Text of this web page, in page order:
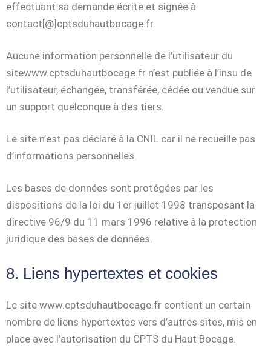
effectuant sa demande écrite et signée à
contact[@]cptsduhautbocage.fr
Aucune information personnelle de l’utilisateur du
sitewww.cptsduhautbocage.fr n’est publiée à l’insu de
l’utilisateur, échangée, transférée, cédée ou vendue sur
un support quelconque à des tiers.
Le site n’est pas déclaré à la CNIL car il ne recueille pas
d’informations personnelles.
Les bases de données sont protégées par les
dispositions de la loi du 1er juillet 1998 transposant la
directive 96/9 du 11 mars 1996 relative à la protection
juridique des bases de données.
8. Liens hypertextes et cookies
Le site www.cptsduhautbocage.fr contient un certain
nombre de liens hypertextes vers d’autres sites, mis en
place avec l’autorisation du CPTS du Haut Bocage.